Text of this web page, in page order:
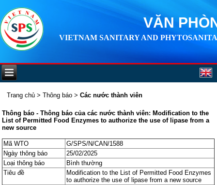
VĂN
VIETNAM SANITARY AND
Trang chủ >Thông báo >Các nước thành viên
Thông báo - Thông báo của các nước thành viên: Modification to the
List of Permitted Food Enzymes to authorize the use of lipase from a
new source
Mã WTO
G/SPS/N/CAN/1588
Ngày thông báo
25/02/2025
Loại thông báo
Bình thường
Tiêu đề
Modification to the List of Permitted Food Enzymes
to authorize the use of lipase from a new source